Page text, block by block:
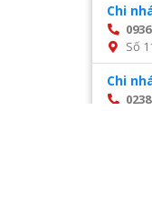
Chi
Số
Chi